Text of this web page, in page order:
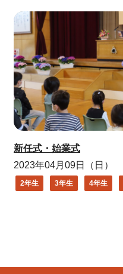
新任式・始業式
2023年04月09日（日）
2年生 3年生 4年生